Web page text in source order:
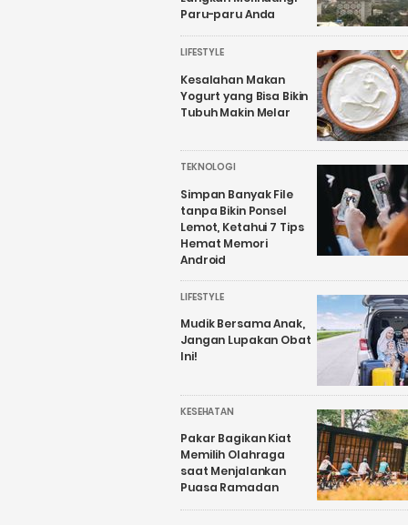
Paru-paru Anda
LIFESTYLE
Kesalahan Makan
Yogurt yang Bisa Bikin
Tubuh Makin Melar
TEKNOLOGI
Simpan Banyak File
tanpa Bikin Ponsel
Lemot, Ketahui 7 Tips
Hemat Memori
Android
LIFESTYLE
Mudik Bersama Anak,
Jangan Lupakan Obat
Ini!
KESEHATAN
Pakar Bagikan Kiat
Memilih Olahraga
saat Menjalankan
Puasa Ramadan